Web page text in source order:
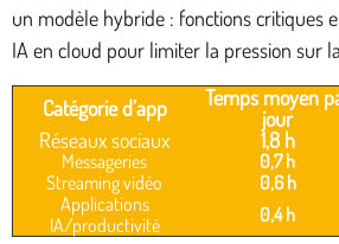
un modèle hybride : fonctions critiques
IA en cloud pour limiter la pression sur
Catégorie d’app
Temps moyen
jour
Réseaux sociaux
1,8 h
Messageries 0,7 h
Streaming vidéo
0,6 h
Applications
IA/productivité
0,4 h